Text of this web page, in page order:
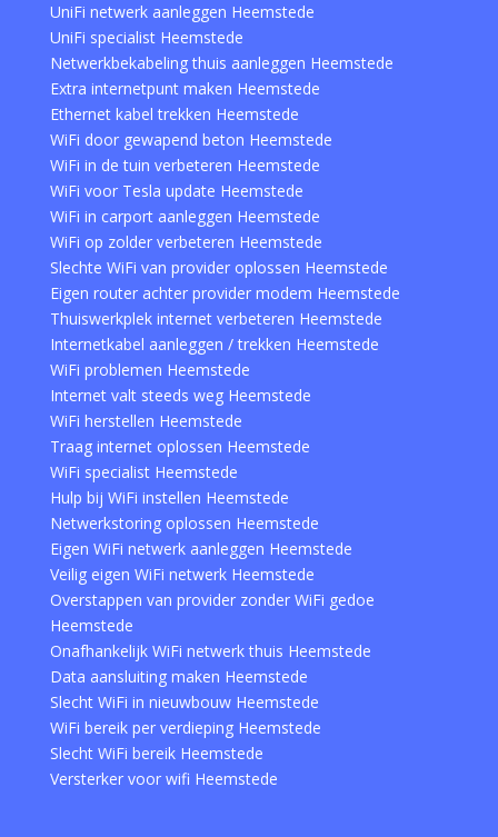
UniFi netwerk aanleggen Heemstede
UniFi specialist Heemstede
Netwerkbekabeling thuis aanleggen Heemstede
Extra internetpunt maken Heemstede
Ethernet kabel trekken Heemstede
WiFi door gewapend beton Heemstede
WiFi in de tuin verbeteren Heemstede
WiFi voor Tesla update Heemstede
WiFi in carport aanleggen Heemstede
WiFi op zolder verbeteren Heemstede
Slechte WiFi van provider oplossen Heemstede
Eigen router achter provider modem Heemstede
Thuiswerkplek internet verbeteren Heemstede
Internetkabel aanleggen / trekken Heemstede
WiFi problemen Heemstede
Internet valt steeds weg Heemstede
WiFi herstellen Heemstede
Traag internet oplossen Heemstede
WiFi specialist Heemstede
Hulp bij WiFi instellen Heemstede
Netwerkstoring oplossen Heemstede
Eigen WiFi netwerk aanleggen Heemstede
Veilig eigen WiFi netwerk Heemstede
Overstappen van provider zonder WiFi gedoe
Heemstede
Onafhankelijk WiFi netwerk thuis Heemstede
Data aansluiting maken Heemstede
Slecht WiFi in nieuwbouw Heemstede
WiFi bereik per verdieping Heemstede
Slecht WiFi bereik Heemstede
Versterker voor wifi Heemstede